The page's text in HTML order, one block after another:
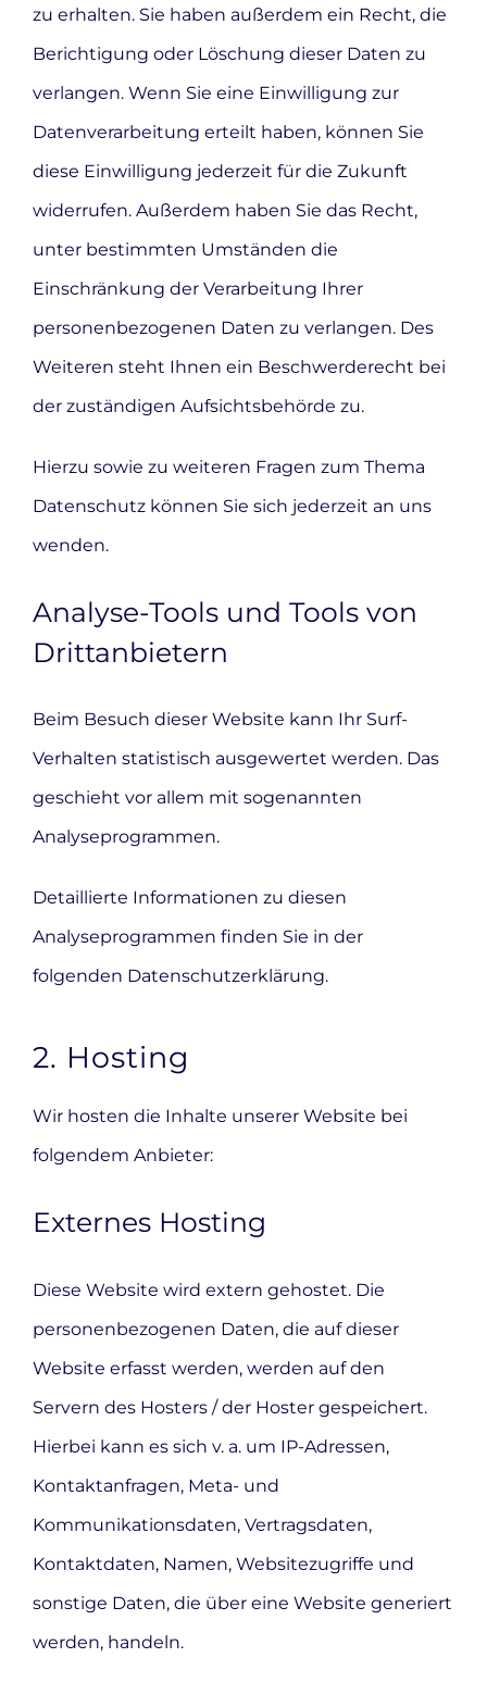
zu erhalten. Sie haben außerdem ein Recht, die
Berichtigung oder Löschung dieser Daten zu
verlangen. Wenn Sie eine Einwilligung zur
Datenverarbeitung erteilt haben, können Sie
diese Einwilligung jederzeit für die Zukunft
widerrufen. Außerdem haben Sie das Recht,
unter bestimmten Umständen die
Einschränkung der Verarbeitung Ihrer
personenbezogenen Daten zu verlangen. Des
Weiteren steht Ihnen ein Beschwerderecht bei
der zuständigen Aufsichtsbehörde zu.
Hierzu sowie zu weiteren Fragen zum Thema
Datenschutz können Sie sich jederzeit an uns
wenden.
Analyse-Tools und Tools von
Dritt­anbietern
Beim Besuch dieser Website kann Ihr Surf-
Verhalten statistisch ausgewertet werden. Das
geschieht vor allem mit sogenannten
Analyseprogrammen.
Detaillierte Informationen zu diesen
Analyseprogrammen finden Sie in der
folgenden Datenschutzerklärung.
2. Hosting
Wir hosten die Inhalte unserer Website bei
folgendem Anbieter:
Externes Hosting
Diese Website wird extern gehostet. Die
personenbezogenen Daten, die auf dieser
Website erfasst werden, werden auf den
Servern des Hosters / der Hoster gespeichert.
Hierbei kann es sich v. a. um IP-Adressen,
Kontaktanfragen, Meta- und
Kommunikationsdaten, Vertragsdaten,
Kontaktdaten, Namen, Websitezugriffe und
sonstige Daten, die über eine Website generiert
werden, handeln.